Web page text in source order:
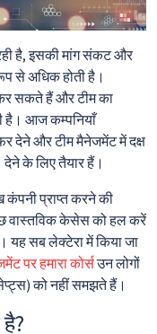
है, इसकी मांग संकट और
से अधिक होती है।
सकते हैं और टीम का
है। आज कम्पनियाँ
देने और टीम मैनेजमेंट में दक्ष
के लिए तैयार हैं।
प्राप्त करने की
वास्तविक केसेस को हल करें
यह सब लेक्टेरा में किया जा
पर हमारा कोर्सउन लोगों
को नहीं समझते हैं।